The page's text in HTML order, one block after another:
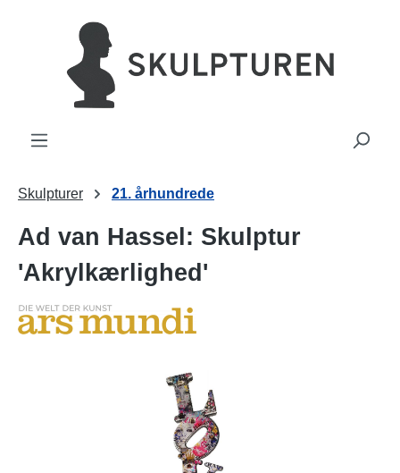
Skulpturer 21. århundrede
Ad van Hassel: Skulptur
'Akrylkærlighed'
Spring over billedgalleri